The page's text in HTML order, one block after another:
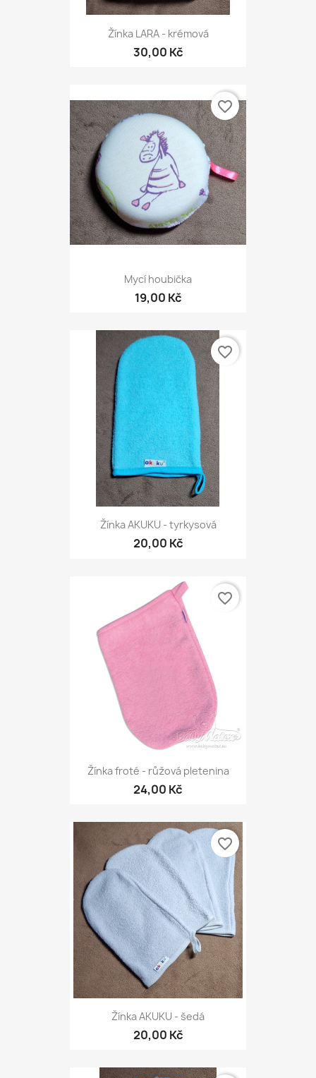
Žínka LARA - krémová
30,00 Kč
Mycí houbička
19,00 Kč
favorite_border
Žínka AKUKU - tyrkysová
20,00 Kč
favorite_border
Žínka froté - růžová pletenina
24,00 Kč
favorite_border
Žínka AKUKU - šedá
20,00 Kč
favorite_border